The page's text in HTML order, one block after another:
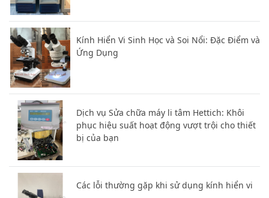
Kính Hiển Vi Sinh Học và Soi Nổi: Đặc Điểm và
Ứng Dụng
Dịch vụ Sửa chữa máy li tâm Hettich: Khôi
phục hiệu suất hoạt động vượt trội cho thiết
bị của bạn
Các lỗi thường gặp khi sử dụng kính hiển vi